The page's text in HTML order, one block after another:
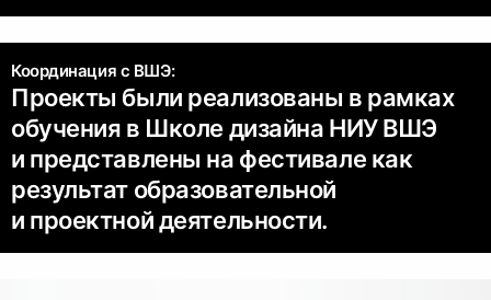
Координация с ВШЭ:
Проекты были реализованы в рамках
обучения в Школе дизайна НИУ ВШЭ
и представлены на фестивале как
результат образовательной
и проектной деятельности.